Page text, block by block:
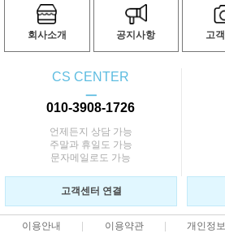
회사소개 공지사항 고
CS CENTER
ㅡ
010-3908-1726
언제든지 상담 가능
주말과 휴일도 가능
문자메일로도 가능
고객센터 연결
이용안내 이용약관 개인정